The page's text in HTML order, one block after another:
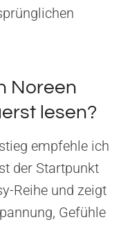
Noreen
lesen?
empfehle ich
der Startpunkt
Reihe und zeigt
Gefühle